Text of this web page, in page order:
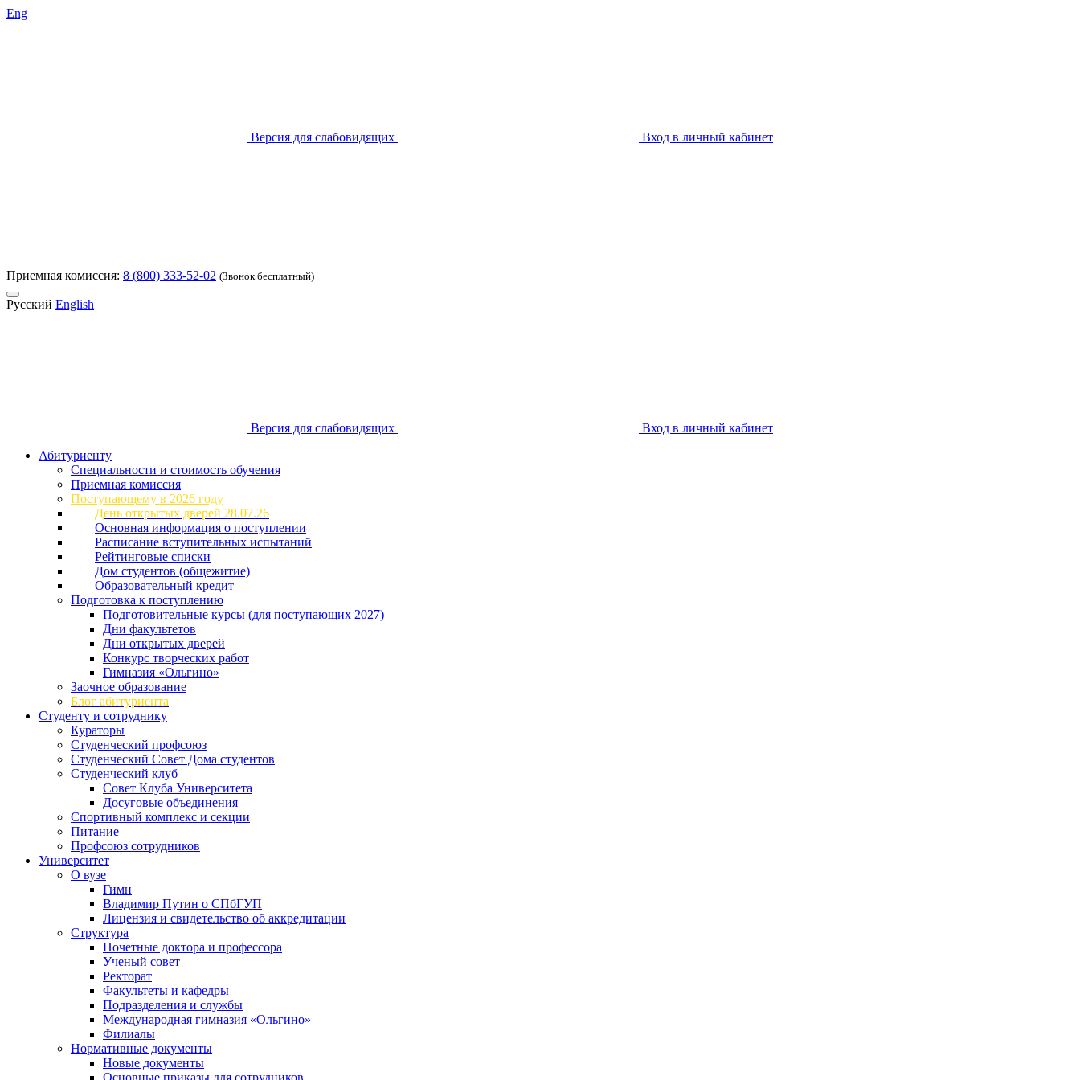
Eng
Версия для слабовидящих Вход в личный кабинет
Приемная комиссия: 8 (800) 333-52-02 (Звонок бесплатный)
Русский English
Версия для слабовидящих
Вход в личный кабинет
Абитуриенту
Специальности и стоимость обучения
Приемная комиссия
Поступающему в 2026 году
День открытых дверей 28.07.26
Основная информация о поступлении
Расписание вступительных испытаний
Рейтинговые списки
Дом студентов (общежитие)
Образовательный кредит
Подготовка к поступлению
Подготовительные курсы (для поступающих 2027)
Дни факультетов
Дни открытых дверей
Конкурс творческих работ
Гимназия «Ольгино»
Заочное образование
Блог абитуриента
Студенту и сотруднику
Кураторы
Студенческий профсоюз
Студенческий Совет Дома студентов
Студенческий клуб
Совет Клуба Университета
Досуговые объединения
Спортивный комплекс и секции
Питание
Профсоюз сотрудников
Университет
О вузе
Гимн
Владимир Путин о СПбГУП
Лицензия и свидетельство об аккредитации
Структура
Почетные доктора и профессора
Ученый совет
Ректорат
Факультеты и кафедры
Подразделения и службы
Международная гимназия «Ольгино»
Филиалы
Нормативные документы
Новые документы
Основные приказы для сотрудников